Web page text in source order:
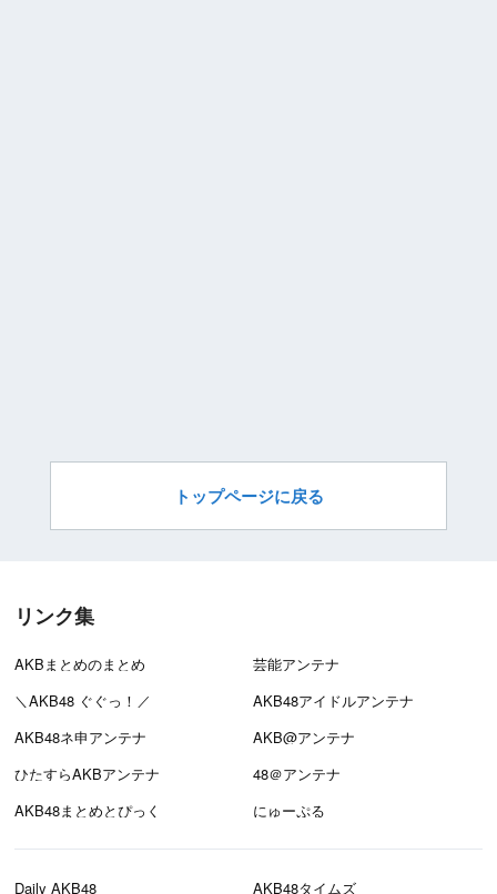
トップページに戻る
リンク集
AKBまとめのまとめ
芸能アンテナ
＼AKB48 ぐぐっ！／
AKB48アイドルアンテナ
AKB48ネ申アンテナ
AKB@アンテナ
ひたすらAKBアンテナ
48＠アンテナ
AKB48まとめとぴっく
にゅーぷる
Daily AKB48 AKB48タイムズ